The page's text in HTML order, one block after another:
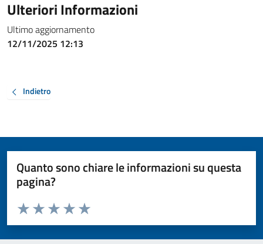
Ulteriori Informazioni
Ultimo aggiornamento
12/11/2025 12:13
Indietro
Quanto sono chiare le informazioni su questa
pagina?
Valuta da 1 a 5 stelle la pagina
Valuta 5 stelle su 5
Valuta 4 stelle su 5
Valuta 3 stelle su 5
Valuta 2 stelle su 5
Valuta 1 stelle su 5